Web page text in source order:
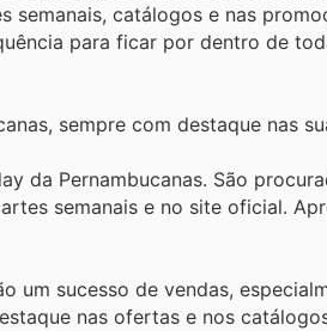
semanais, catálogos e nas
para ficar por dentro de
sempre com destaque nas
da Pernambucanas. São
semanais e no site oficial.
um sucesso de vendas,
nas ofertas e nos